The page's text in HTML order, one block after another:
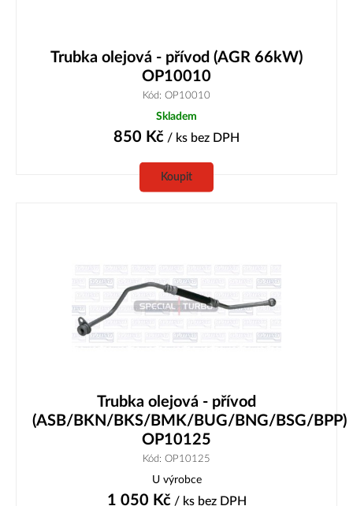
Trubka olejová - přívod (AGR 66kW)
OP10010
Kód: OP10010
Skladem
850 Kč / ks bez DPH
Koupit
Trubka olejová - přívod
(ASB/BKN/BKS/BMK/BUG/BNG/BSG/BPP)
OP10125
Kód: OP10125
U výrobce
1 050 Kč/ ks bez DPH